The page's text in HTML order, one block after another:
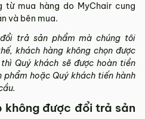
từ mua hàng do MyChair cung
và bên mua.
trả sản phẩm mà chúng tôi
khách hàng không chọn được
Quý khách sẽ được hoàn tiền
hoặc Quý khách tiến hành
được đổi trả sản